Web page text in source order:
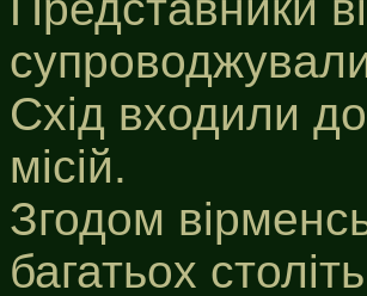
Схід входили
місій.
Згодом
багатьох